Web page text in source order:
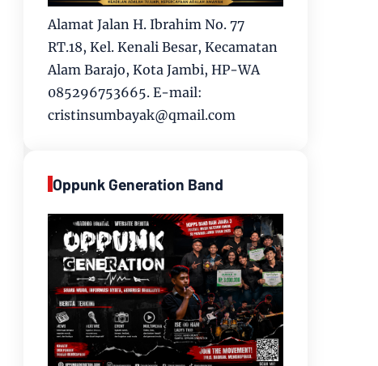
Alamat Jalan H. Ibrahim No. 77
RT.18, Kel. Kenali Besar, Kecamatan
Alam Barajo, Kota Jambi, HP-WA
085296753665. E-mail:
cristinsumbayak@qmail.com
Oppunk Generation Band